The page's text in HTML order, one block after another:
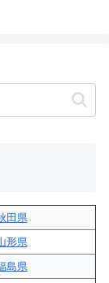
田県
形県
島県